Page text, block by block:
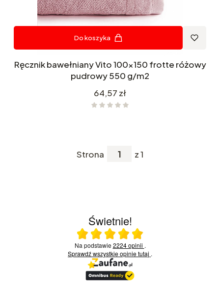
Do koszyka
Ręcznik bawełniany Vito 100x150 frotte różowy
pudrowy 550 g/m2
Cena
64,57 zł
Strona z 1
Świetnie!
Ocena średnia 5 na 5
Na podstawie2224 opinii .
Sprawdź wszystkie opinietutaj .